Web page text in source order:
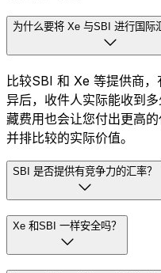
为什么要将 Xe 与SBI 进行国际
比较SBI 和 Xe 等提供商
异后，收件人实际能收到
藏费用也会让您付出更高
并排比较的实际价值。
SBI 是否提供有竞争力的汇率？
Xe 和SBI 一样安全吗？